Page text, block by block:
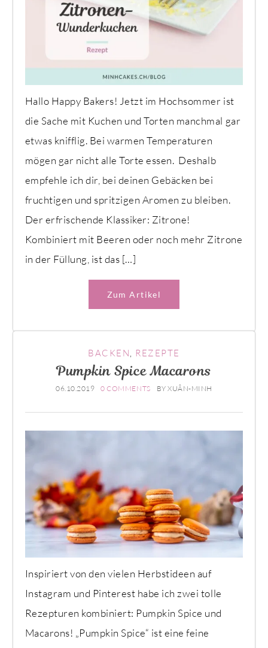
Hallo Happy Bakers! Jetzt im Hochsommer ist
die Sache mit Kuchen und Torten manchmal gar
etwas knifflig. Bei warmen Temperaturen
mögen gar nicht alle Torte essen. Deshalb
empfehle ich dir, bei deinen Gebäcken bei
fruchtigen und spritzigen Aromen zu bleiben.
Der erfrischende Klassiker: Zitrone!
Kombiniert mit Beeren oder noch mehr Zitrone
in der Füllung, ist das […]
Zum Artikel
BACKEN REZEPTE
Pumpkin Spice Macarons
06.10.2019 0 COMMENTS BYXUÂN-MINH
Inspiriert von den vielen Herbstideen auf
Instagram und Pinterest habe ich zwei tolle
Rezepturen kombiniert: Pumpkin Spice und
Macarons! „Pumpkin Spice“ ist eine feine